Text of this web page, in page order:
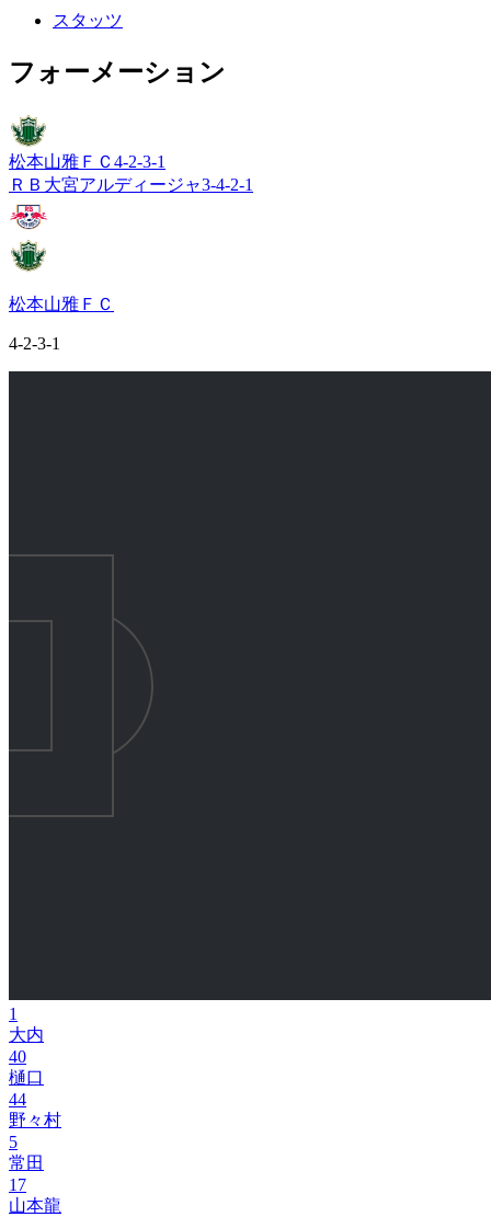
スタッツ
フォーメーション
松本山雅ＦＣ 4-2-3-1
ＲＢ大宮アルディージャ3-4-2-1
松本山雅ＦＣ
4-2-3-1
1
大内
40
樋口
44
野々村
5
常田
17
山本龍